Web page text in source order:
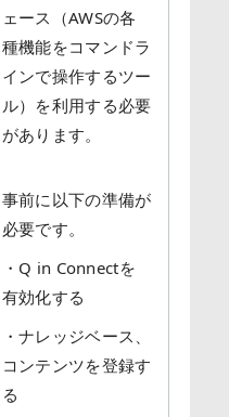
ェース（AWSの各
種機能をコマンドラ
インで操作するツー
ル）を利用する必要
があります。
事前に以下の準備が
必要です。
・Q in Connectを
有効化する
・ナレッジベース、
コンテンツを登録す
る